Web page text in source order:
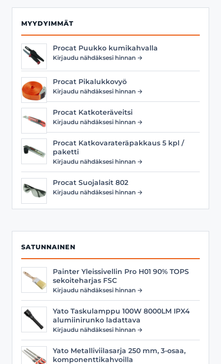
MYYDYIMMÄT
Procat Puukko kumikahvalla
Kirjaudu nähdäksesi hinnan →
Procat Pikalukkovyö
Kirjaudu nähdäksesi hinnan →
Procat Katkoteräveitsi
Kirjaudu nähdäksesi hinnan →
Procat Katkovarateräpakkaus 5 kpl /
paketti
Kirjaudu nähdäksesi hinnan →
Procat Suojalasit 802
Kirjaudu nähdäksesi hinnan →
SATUNNAINEN
Painter Yleissivellin Pro H01 90% TOPS
sekoiteharjas FSC
Kirjaudu nähdäksesi hinnan →
Yato Taskulamppu 100W 8000LM IPX4
alumiinirunko ladattava
Kirjaudu nähdäksesi hinnan →
Yato Metalliviilasarja 250 mm, 3-osaa,
komponenttikahvoilla